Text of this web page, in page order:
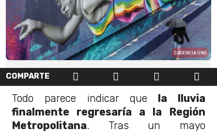
AGENCIA UNO
COMPARTE
Todo parece indicar que la lluvia
finalmente regresaría a la Región
Metropolitana. Tras un mayo